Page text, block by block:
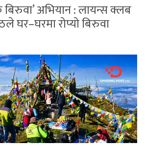
अभियान : लायन्स क्लब
घर–घरमा रोप्यो बिरुवा